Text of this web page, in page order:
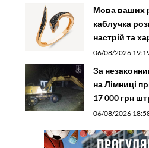
Мова ваших
каблучка
настрій та
06/08/2026
За
на Лімниці
17 000 грн
06/08/2026